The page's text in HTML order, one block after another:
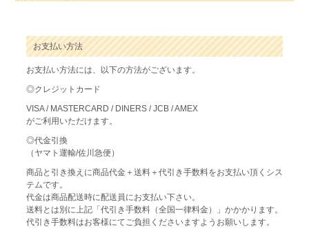
お支払い方法
お支払い方法には、以下の方法がございます。
◎クレジットカード
VISA / MASTERCARD / DINERS / JCB / AMEX
がご利用いただけます。
◎代金引換
（ヤマト運輸/佐川急便）
商品と引き換えに商品代金＋送料＋代引き手数料をお支払い頂くシス
テムです。
代金は商品配送時に配送員にお支払い下さい。
送料とは別に上記「代引き手数料（全国一律料金）」かかかります。
代引き手数料はお客様にてご負担くださいますようお願いします。